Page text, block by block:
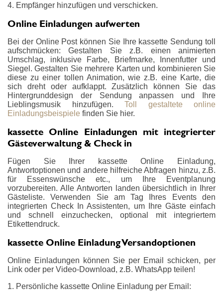
4. Empfänger hinzufügen und verschicken.
Online Einladungen aufwerten
Bei der Online Post können Sie Ihre kassette Sendung toll
aufschmücken: Gestalten Sie z.B. einen animierten
Umschlag, inklusive Farbe, Briefmarke, Innenfutter und
Siegel. Gestalten Sie mehrere Karten und kombinieren Sie
diese zu einer tollen Animation, wie z.B. eine Karte, die
sich dreht oder aufklappt. Zusätzlich können Sie das
Hintergrunddesign der Sendung anpassen und Ihre
Lieblingsmusik hinzufügen. Toll gestaltete online
Einladungsbeispiele finden Sie hier.
kassette Online Einladungen mit integrierter
Gästeverwaltung & Check in
Fügen Sie Ihrer kassette Online Einladung,
Antwortoptionen und andere hilfreiche Abfragen hinzu, z.B.
für Essenswünsche etc., um Ihre Eventplanung
vorzubereiten. Alle Antworten landen übersichtlich in Ihrer
Gästeliste. Verwenden Sie am Tag Ihres Events den
integrierten Check In Assistenten, um Ihre Gäste einfach
und schnell einzuchecken, optional mit integriertem
Etikettendruck.
kassette Online Einladung Versandoptionen
Online Einladungen können Sie per Email schicken, per
Link oder per Video-Download, z.B. WhatsApp teilen!
1. Persönliche kassette Online Einladung per Email: